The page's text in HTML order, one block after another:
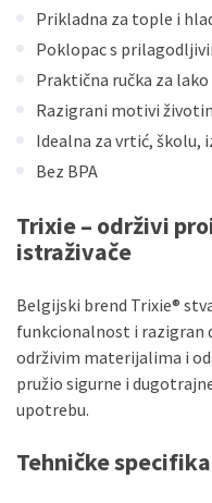
Prikladna za tople i
Poklopac s
Praktična ručka za
Razigrani motivi
Idealna za vrtić, školu,
Bez BPA
Trixie – održivi
istraživače
Belgijski brend Trixie®
funkcionalnost i razigran
održivim materijalima i
pružio sigurne i
upotrebu.
Tehničke